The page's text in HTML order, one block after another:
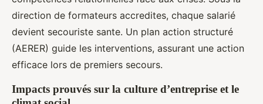
direction de formateurs accredites, chaque salarié
devient secouriste sante. Un plan action structuré
(AERER) guide les interventions, assurant une action
efficace lors de premiers secours.
Impacts prouvés sur la culture d’entreprise et le